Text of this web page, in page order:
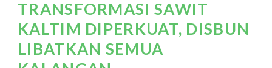
TRANSFORMASI SAWIT
KALTIM DIPERKUAT, DISBUN
LIBATKAN SEMUA